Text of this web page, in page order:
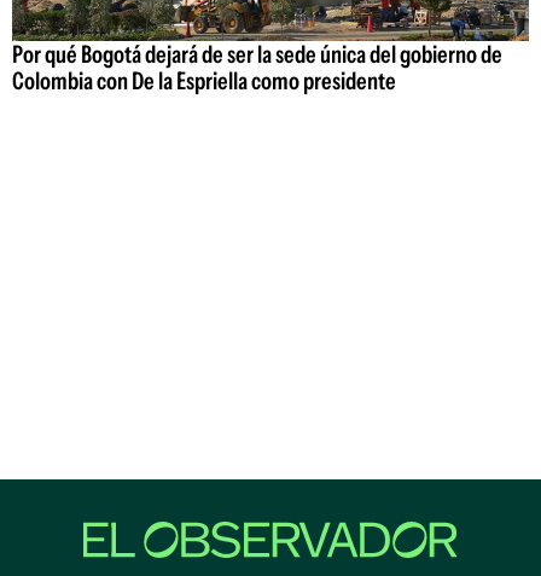
Por qué Bogotá dejará de ser la sede única del gobierno de
Colombia con De la Espriella como presidente